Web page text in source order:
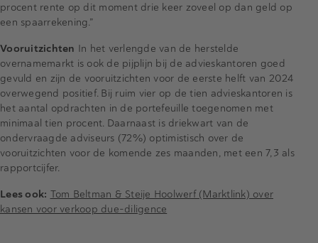
procent rente op dit moment drie keer zoveel op dan geld op
een spaarrekening.”
Vooruitzichten In het verlengde van de herstelde
overnamemarkt is ook de pijplijn bij de advieskantoren goed
gevuld en zijn de vooruitzichten voor de eerste helft van 2024
overwegend positief. Bij ruim vier op de tien advieskantoren is
het aantal opdrachten in de portefeuille toegenomen met
minimaal tien procent. Daarnaast is driekwart van de
ondervraagde adviseurs (72%) optimistisch over de
vooruitzichten voor de komende zes maanden, met een 7,3 als
rapportcijfer.
Lees ook: Tom Beltman & Steije Hoolwerf (Marktlink) over
kansen voor verkoop due-diligence